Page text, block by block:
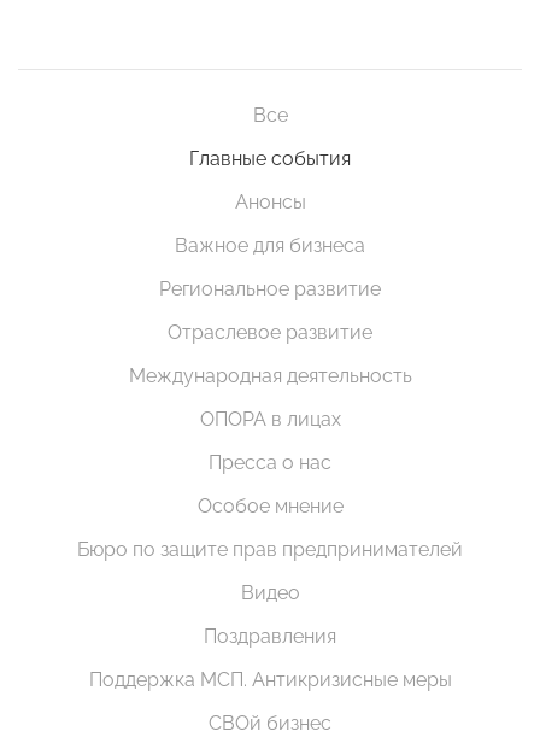
Все
Главные события
Анонсы
Важное для бизнеса
Региональное развитие
Отраслевое развитие
Международная деятельность
ОПОРА в лицах
Пресса о нас
Особое мнение
Бюро по защите прав предпринимателей
Видео
Поздравления
Поддержка МСП. Антикризисные меры
СВОй бизнес